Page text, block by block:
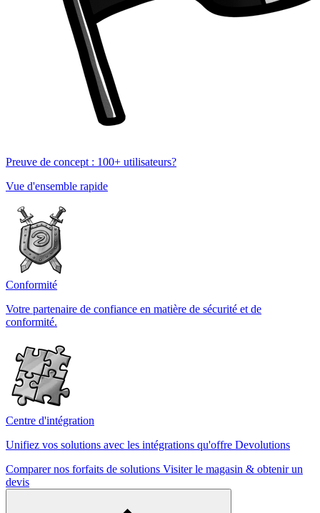
Preuve de concept : 100+ utilisateurs?
Vue d'ensemble rapide
Conformité
Votre partenaire de confiance en matière de sécurité et de
conformité.
Centre d'intégration
Unifiez vos solutions avec les intégrations qu'offre Devolutions
Comparer nos forfaits de solutions Visiter le magasin & obtenir un
devis